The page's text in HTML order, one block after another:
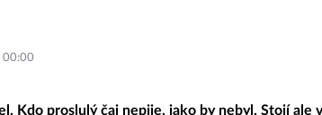
00:00
Kdo proslulý čaj nepije, jako by nebyl. Stojí ale